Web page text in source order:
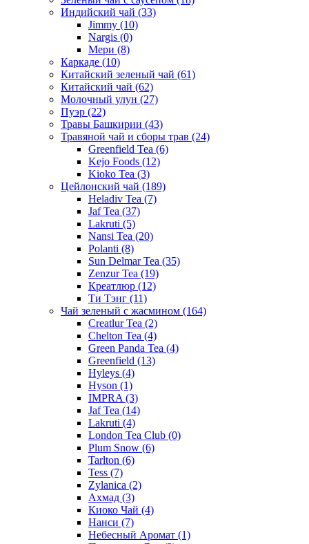
Индийский чай (33)
Jimmy (10)
Nargis (0)
Мери (8)
Каркаде (10)
Китайский зеленый чай (61)
Китайский чай (62)
Молочный улун (27)
Пуэр (22)
Травы Башкирии (43)
Травяной чай и сборы трав (24)
Greenfield Tea (6)
Kejo Foods (12)
Kioko Tea (3)
Цейлонский чай (189)
Heladiv Tea (7)
Jaf Tea (37)
Lakruti (5)
Nansi Tea (20)
Polanti (8)
Sun Delmar Tea (35)
Zenzur Tea (19)
Креатлюр (12)
Ти Тэнг (11)
Чай зеленый с жасмином (164)
Creatlur Tea (2)
Chelton Tea (4)
Green Panda Tea (4)
Greenfield (13)
Hyleys (4)
Hyson (1)
IMPRA (3)
Jaf Tea (14)
Lakruti (4)
London Tea Club (0)
Plum Snow (6)
Tarlton (6)
Tess (7)
Zylanica (2)
Ахмад (3)
Киоко Чай (4)
Нанси (7)
Небесный Аромат (1)